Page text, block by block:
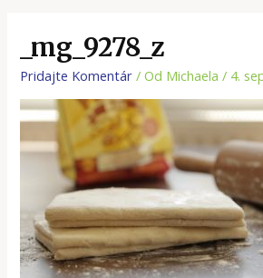
_mg_9278_z
Pridajte Komentár / Od Michaela/ 4.